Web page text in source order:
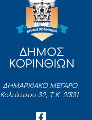
ΔΗΜΟΣ
ΚΟΡΙΝΘΙΩΝ
ΔΗΜΑΡΧΙΑΚΟ ΜΕΓΑΡΟ
Κολιάτσου 32, Τ.Κ. 20131